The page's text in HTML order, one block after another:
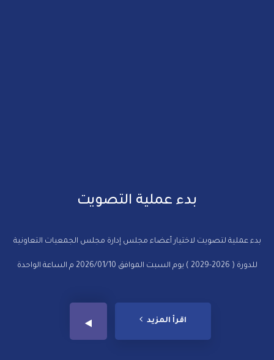
بدء عملية التصويت
بدء عملية لتصويت لاختيار أعضاء مجلس إدارة مجلس الجمعيات التعاونية
للدورة ( 2026-2029 ) يوم السبت الموافق 2026/01/10 م الساعة الواحدة
اقرأ المزيد